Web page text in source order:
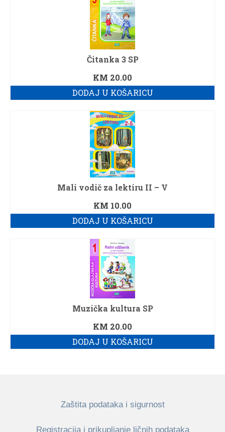
Čitanka 3 SP
KM 20.00
DODAJ U KOŠARICU
Mali vodič za lektiru II – V
KM 10.00
DODAJ U KOŠARICU
Muzička kultura SP
KM 20.00
DODAJ U KOŠARICU
Zaštita podataka i sigurnost
Registracija i prikupljanje ličnih podataka